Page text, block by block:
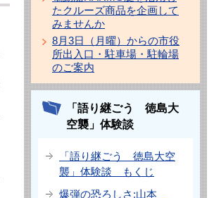
たクルーズ商品を企画して
みませんか
8月3日（月曜）からの市役
所出入口・駐車場・駐輪場
のご案内
「語り継ごう 徳島大
空襲」体験談
「語り継ごう 徳島大空
襲」体験談 もくじ
爆弾の恐ろしさ:山本